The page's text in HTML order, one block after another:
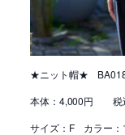
★ニット帽★
本体：4,000円 税
サイズ：F カラー：